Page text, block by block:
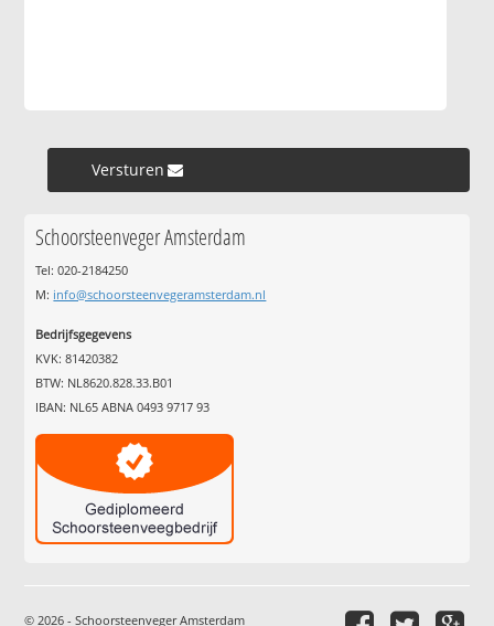
Versturen »
Schoorsteenveger Amsterdam
Tel: 020-2184250
M: info@schoorsteenvegeramsterdam.nl
Bedrijfsgegevens
KVK: 81420382
BTW: NL8620.828.33.B01
IBAN: NL65 ABNA 0493 9717 93
© 2026 - Schoorsteenveger Amsterdam